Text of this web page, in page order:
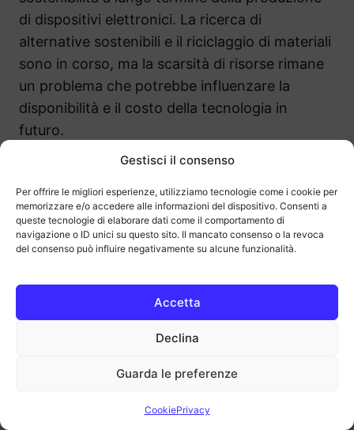
Gestisci il consenso
Per offrire le migliori esperienze, utilizziamo tecnologie come i cookie per
memorizzare e/o accedere alle informazioni del dispositivo. Consenti a
queste tecnologie di elaborare dati come il comportamento di
navigazione o ID unici su questo sito. Il mancato consenso o la revoca
del consenso può influire negativamente su alcune funzionalità.
Accetta
Declina
Guarda le preferenze
CookiePrivacy
di dispositivi elettronici. La ricerca di
alternative sostenibili e il riciclaggio di materiali
sono in corso, ma la scarsità di risorse rimane
un problema che potrebbe influenzare la
disponibilità e il costo della tecnologia in
futuro.
Nonostante i progressi tecnologici, ci sono